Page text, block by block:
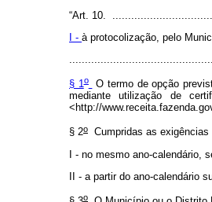
“Art. 10.
I - à protocolização, pelo
§ 1o
O termo de opção
mediante utilização de
<http://
§ 2o
Cumpridas as
I - no mesmo ano-calendário,
II - a partir do ano-calendário
o